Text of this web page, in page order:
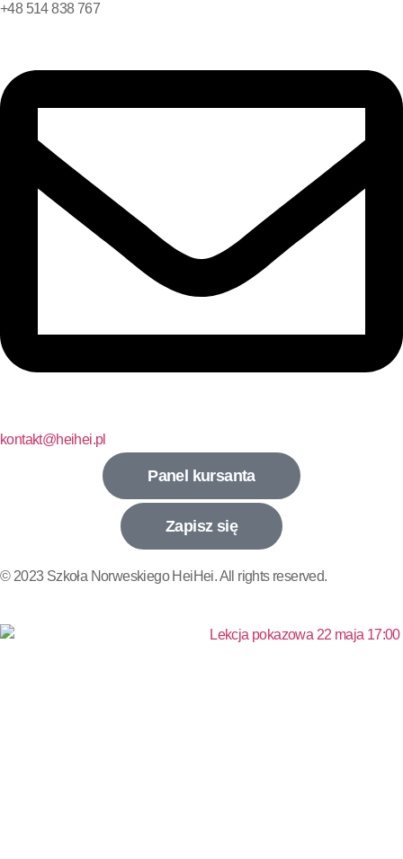
+48 514 838 767
kontakt@heihei.pl
Panel kursanta
Zapisz się
© 2023 Szkoła Norweskiego HeiHei. All rights reserved.